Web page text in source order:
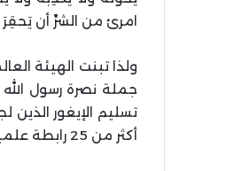
امرئ من الشرِّ أن يَحقِرَ
ولذا تبنت الهيئة
جملة نصرة رسول
تسليم الإيغور
أكثر من 25 رابطة علمية وهيئة علمائية، ثم قدمتها إلى السفارات المعنية.